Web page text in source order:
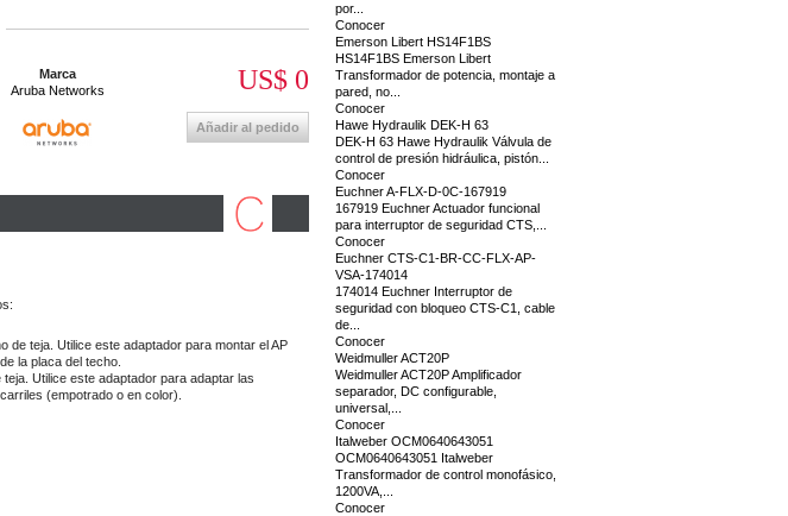
US$ 0
Añadir al pedido
Marca
Aruba Networks
de teja. Utilice este adaptador para montar el AP
la placa del techo.
Utilice este adaptador para adaptar las
(empotrado o en color).
por...
Conocer
Emerson Libert HS14F1BS
HS14F1BS Emerson Libert
Transformador de potencia, montaje a
pared, no...
Conocer
Hawe Hydraulik DEK-H 63
DEK-H 63 Hawe Hydraulik Válvula de
control de presión hidráulica, pistón...
Conocer
Euchner A-FLX-D-0C-167919
167919 Euchner Actuador funcional
para interruptor de seguridad CTS,...
Conocer
Euchner CTS-C1-BR-CC-FLX-AP-
VSA-174014
174014 Euchner Interruptor de
seguridad con bloqueo CTS-C1, cable
de...
Conocer
Weidmuller ACT20P
Weidmuller ACT20P Amplificador
separador, DC configurable,
universal,...
Conocer
Italweber OCM0640643051
OCM0640643051 Italweber
Transformador de control monofásico,
1200VA,...
Conocer